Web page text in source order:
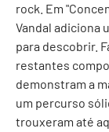
rock. Em
Vandal adiciona
para descobrir.
restantes
demonstram a
um percurso
trouxeram até